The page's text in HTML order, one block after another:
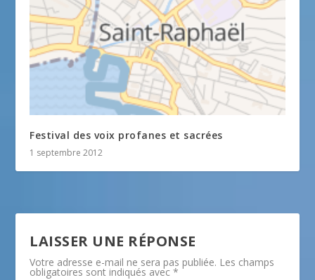
Festival des voix profanes et sacrées
1 septembre 2012
LAISSER UNE RÉPONSE
Votre adresse e-mail ne sera pas publiée. Les champs
obligatoires sont indiqués avec*